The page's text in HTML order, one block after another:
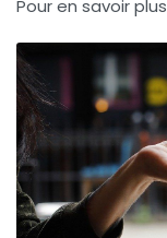
Pour en savoir